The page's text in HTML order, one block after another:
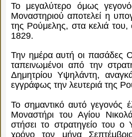
Το μεγαλύτερο όμως
Μοναστηριού αποτελεί η
της Ρούμελης, στα κελιά του,
1829.
Την ημέρα αυτή οι πασάδες
ταπεινωμένοι από την
Δημητρίου Υψηλάντη,
εγγράφως την λευτεριά της
Το σημαντικό αυτό γεγονός
Μοναστήρι του Αγίου
στήσει το στρατηγείο του ο
χρόνο τον μήνα